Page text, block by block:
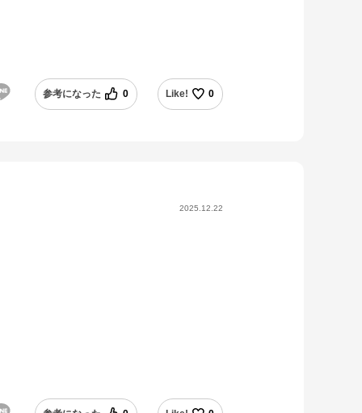
参考になった 0 Like! 0
2025.12.22